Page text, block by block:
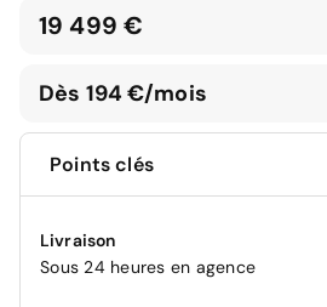
19 499 €
Dès 194 €/mois
Points clés
Livraison
Sous 24 heures en agence